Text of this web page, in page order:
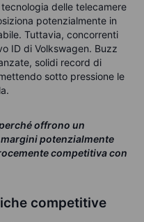
delle telecamere
potenzialmente in
Tuttavia, concorrenti
ID di Volkswagen. Buzz
solidi record di
sotto pressione le
offrono un
potenzialmente
competitiva con
competitive